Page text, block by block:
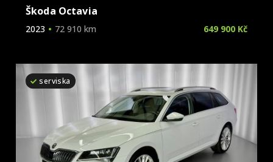
Škoda Octavia
2023 72 910 km 649 900 Kč
serviska